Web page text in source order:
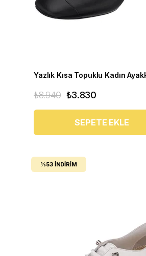
₺3.830
₺8.940
SEPETE EKLE
%53 İNDIRIM